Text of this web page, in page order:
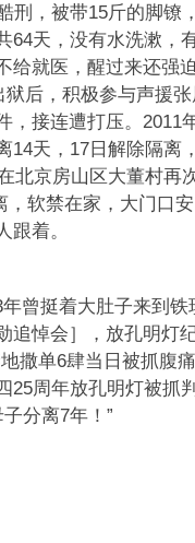
刑，被带15斤的脚镣
64天，没有水洗漱，
给就医，醒过来还强
后，积极参与声援
，接连遭打压。2011
14天，17日解除隔离
北京房山区大董村再
，软禁在家，大门口
跟着。
曾挺着大肚子来到
追悼会］，放孔明灯
撒单6肆当日被抓腹
25周年放孔明灯被抓
分离7年！”